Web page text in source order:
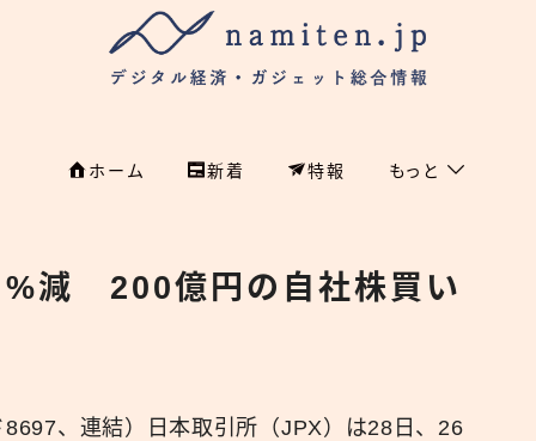
ホーム 新着 特報 もっと
特集
経済
特集
%減 200億円の自社株買い
、連結）日本取引所（JPX）は28日、26